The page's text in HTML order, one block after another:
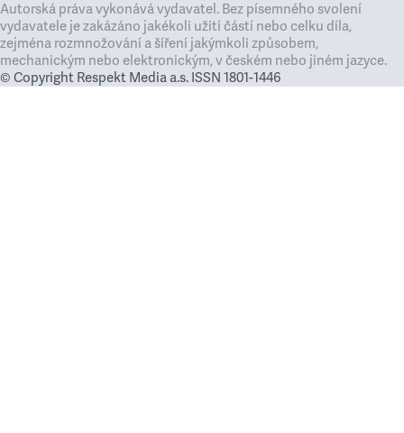
Autorská práva vykonává vydavatel. Bez písemného svolení
vydavatele je zakázáno jakékoli užití částí nebo celku díla,
zejména rozmnožování a šíření jakýmkoli způsobem,
mechanickým nebo elektronickým, v českém nebo jiném jazyce.
© Copyright Respekt Media a.s. ISSN 1801-1446